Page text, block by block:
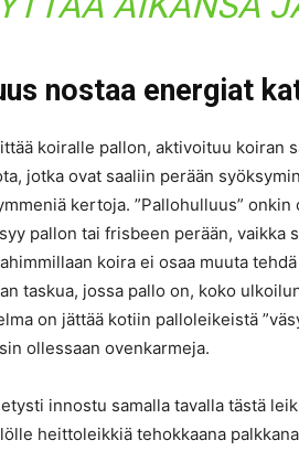
nostaa energiat
koiralle pallon, aktivoituu koiran
jotka ovat saaliin perään
kertoja. ”Pallohulluus”
pallon tai frisbeen perään, vaikka
koira ei osaa muuta
taskua, jossa pallo on, koko
on jättää kotiin palloleikeistä
ollessaan ovenkarmeja.
innostu samalla tavalla tästä
heittoleikkiä tehokkaana